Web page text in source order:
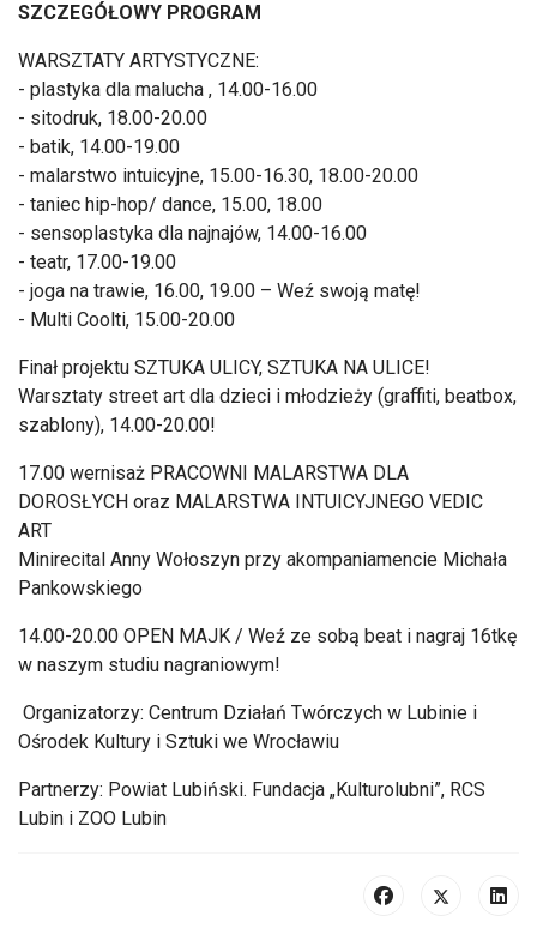
SZCZEGÓŁOWY PROGRAM
WARSZTATY ARTYSTYCZNE:
- plastyka dla malucha , 14.00-16.00
- sitodruk, 18.00-20.00
- batik, 14.00-19.00
- malarstwo intuicyjne, 15.00-16.30, 18.00-20.00
- taniec hip-hop/ dance, 15.00, 18.00
- sensoplastyka dla najnajów, 14.00-16.00
- teatr, 17.00-19.00
- joga na trawie, 16.00, 19.00 – Weź swoją matę!
- Multi Coolti, 15.00-20.00
Finał projektu SZTUKA ULICY, SZTUKA NA ULICE!
Warsztaty street art dla dzieci i młodzieży (graffiti, beatbox,
szablony), 14.00-20.00!
17.00 wernisaż PRACOWNI MALARSTWA DLA
DOROSŁYCH oraz MALARSTWA INTUICYJNEGO VEDIC
ART
Minirecital Anny Wołoszyn przy akompaniamencie Michała
Pankowskiego
14.00-20.00 OPEN MAJK / Weź ze sobą beat i nagraj 16tkę
w naszym studiu nagraniowym!
Organizatorzy: Centrum Działań Twórczych w Lubinie i
Ośrodek Kultury i Sztuki we Wrocławiu
Partnerzy: Powiat Lubiński. Fundacja „Kulturolubni”, RCS
Lubin i ZOO Lubin